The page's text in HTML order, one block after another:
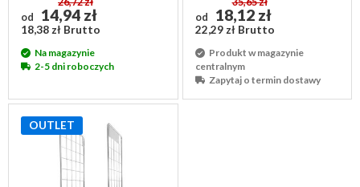
od 14,94 zł
18,38 zł Brutto
Na magazynie
2-5 dni roboczych
od 18,12 zł
22,29 zł Brutto
Produkt w magazynie
centralnym
Zapytaj o termin dostawy
OUTLET